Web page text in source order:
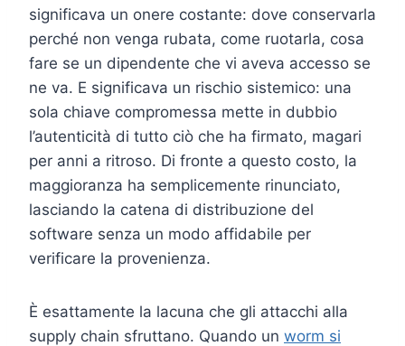
significava un onere costante: dove conservarla
perché non venga rubata, come ruotarla, cosa
fare se un dipendente che vi aveva accesso se
ne va. E significava un rischio sistemico: una
sola chiave compromessa mette in dubbio
l’autenticità di tutto ciò che ha firmato, magari
per anni a ritroso. Di fronte a questo costo, la
maggioranza ha semplicemente rinunciato,
lasciando la catena di distribuzione del
software senza un modo affidabile per
verificare la provenienza.
È esattamente la lacuna che gli attacchi alla
supply chain sfruttano. Quando un worm si